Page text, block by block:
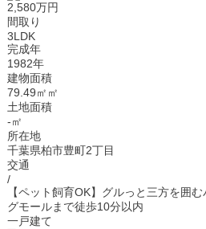
2,580万円
間取り
3LDK
完成年
1982年
建物面積
79.49㎡㎡
土地面積
-㎡
所在地
千葉県柏市豊町2丁目
交通
/
【ペット飼育OK】グルっと三方を囲
グモールまで徒歩10分以内
一戸建て